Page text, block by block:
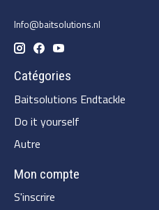
Info@baitsolutions.nl
Catégories
Baitsolutions Endtackle
Do it yourself
Autre
Mon compte
S'inscrire